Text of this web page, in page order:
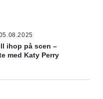
ihop på scen –
med Katy Perry